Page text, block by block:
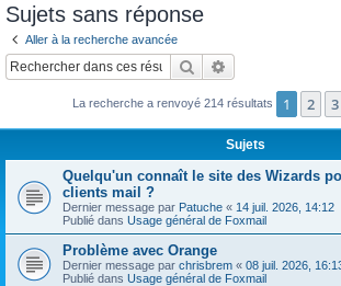
Sujets sans réponse
Aller à la recherche avancée
Rechercher
La recherche a renvoyé 214 résultats 1 2 3
Sujets
Quelqu'un connaît le site des Wizards
clients mail ?
Dernier message par Patuche « 14 juil. 2026, 14:12
Publié dans Usage général de Foxmail
Problème avec Orange
Dernier message par chrisbrem « 08 juil. 2026,
Publié dans Usage général de Foxmail